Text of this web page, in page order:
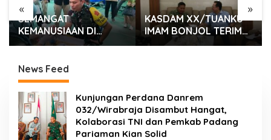
« »
SEMANGAT
KEMANUSIAAN DI
TMMD ke-129:
PENUHI KEBUTUHAAN
STOK DARAH
KASDAM XX/TUANKU
IMAM BONJOL TERIMA
KUNJUNGAN
News Feed
Kunjungan Perdana Danrem
032/Wirabraja Disambut Hangat,
Kolaborasi TNI dan Pemkab Padang
Pariaman Kian Solid